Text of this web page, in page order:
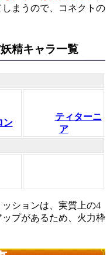
まうので、コネクトの
精キャラ一覧
ン
ティターニ
ア
ションは、実質上の4
プがあるため、火力枠